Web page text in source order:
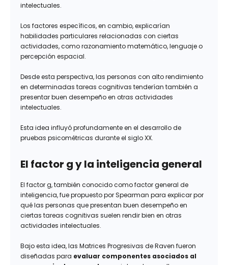
intelectuales.
Los factores específicos, en cambio, explicarían
habilidades particulares relacionadas con ciertas
actividades, como razonamiento matemático, lenguaje o
percepción espacial.
Desde esta perspectiva, las personas con alto rendimiento
en determinadas tareas cognitivas tenderían también a
presentar buen desempeño en otras actividades
intelectuales.
Esta idea influyó profundamente en el desarrollo de
pruebas psicométricas durante el siglo XX.
El factor g y la inteligencia general
El factor g, también conocido como factor general de
inteligencia, fue propuesto por Spearman para explicar por
qué las personas que presentan buen desempeño en
ciertas tareas cognitivas suelen rendir bien en otras
actividades intelectuales.
Bajo esta idea, las Matrices Progresivas de Raven fueron
diseñadas para evaluar componentes asociados al